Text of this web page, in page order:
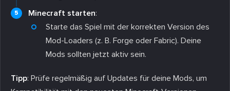
Minecraft starten:
Starte das Spiel mit der korrekten Version des
Mod-Loaders (z. B. Forge oder Fabric). Deine
Mods sollten jetzt aktiv sein.
Tipp: Prüfe regelmäßig auf Updates für deine Mods, um